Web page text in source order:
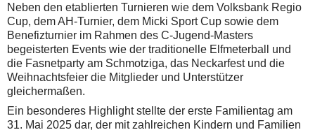
Neben den etablierten Turnieren wie dem Volksbank Regio
Cup, dem AH-Turnier, dem Micki Sport Cup sowie dem
Benefizturnier im Rahmen des C-Jugend-Masters
begeisterten Events wie der traditionelle Elfmeterball und
die Fasnetparty am Schmotziga, das Neckarfest und die
Weihnachtsfeier die Mitglieder und Unterstützer
gleichermaßen.
Ein besonderes Highlight stellte der erste Familientag am
31. Mai 2025 dar, der mit zahlreichen Kindern und Familien